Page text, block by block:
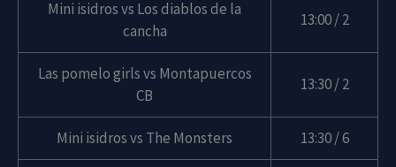
Mini isidros vs Los diablos de la
cancha
13:00 / 2
Las pomelo girls vs Montapuercos
CB
13:30 / 2
Mini isidros vs The Monsters 13:30 / 6